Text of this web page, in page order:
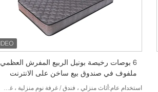
6 بوصات رخيصة بونيل الربيع المفرش العظمي
ملفوف في صندوق بيع ساخن على الانترنت
أمريكا الجنوبية
استخدام عام:أثاث منزلي ، فندق / غرفة نوم منزلية ، غرفة نوم مستعملة